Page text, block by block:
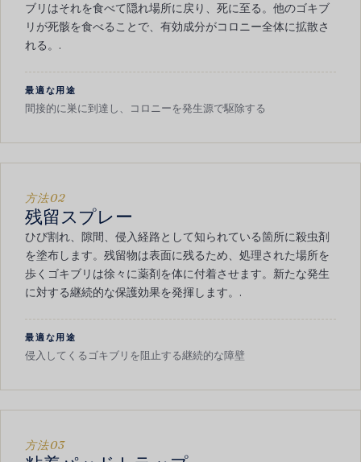
ブリはそれを食べて隠れ場所に戻り、死に至る。他のゴキブ
リが死骸を食べることで、有効成分がコロニー全体に拡散さ
れる。.
最適な用途
間接的に巣に到達し、コロニーを発生源で駆除する
方法02
残留スプレー
ひび割れ、隙間、侵入経路として知られている箇所に殺虫剤
を塗布します。残留物は表面に残るため、処理された場所を
歩くゴキブリは徐々に薬剤を体に付着させます。新たな発生
に対する継続的な保護効果を発揮します。.
最適な用途
侵入してくるゴキブリを阻止する継続的な障壁
方法03